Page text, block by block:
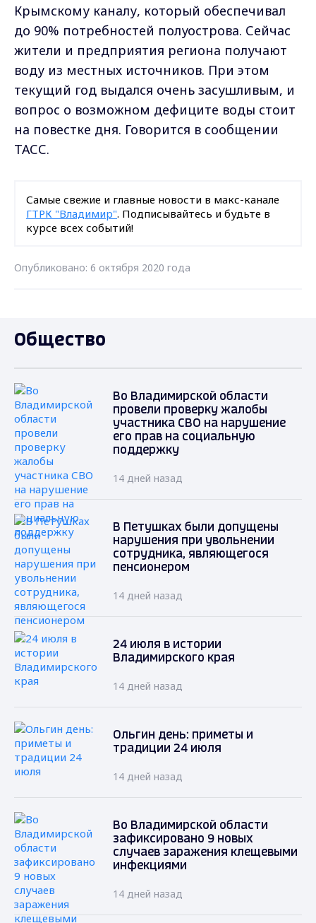
Крымскому каналу, который обеспечивал
до 90% потребностей полуострова. Сейчас
жители и предприятия региона получают
воду из местных источников. При этом
текущий год выдался очень засушливым, и
вопрос о возможном дефиците воды стоит
на повестке дня. Говорится в сообщении
ТАСС.
Самые свежие и главные новости в макс-канале
ГТРК "Владимир". Подписывайтесь и будьте в
курсе всех событий!
Опубликовано: 6 октября 2020 года
Общество
Во Владимирской области
провели проверку жалобы
участника СВО на нарушение
его прав на социальную
поддержку
14 дней назад
В Петушках были допущены
нарушения при увольнении
сотрудника, являющегося
пенсионером
14 дней назад
24 июля в истории
Владимирского края
14 дней назад
Ольгин день: приметы и
традиции 24 июля
14 дней назад
Во Владимирской области
зафиксировано 9 новых
случаев заражения клещевыми
инфекциями
14 дней назад